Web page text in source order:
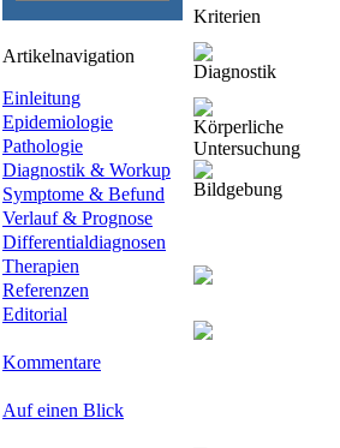
Artikelnavigation
Einleitung
Epidemiologie
Pathologie
Diagnostik & Workup
Symptome & Befund
Verlauf & Prognose
Differentialdiagnosen
Therapien
Referenzen
Editorial
Kommentare
Auf einen Blick
Kriterien
Diagnostik
Körperliche
Untersuchung
Bildgebung